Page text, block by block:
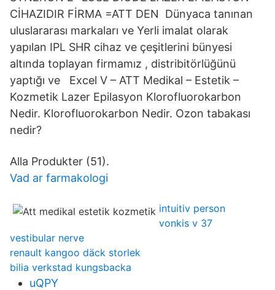
CİHAZIDIR FİRMA =ATT DEN Dünyaca tanınan
uluslararası markaları ve Yerli imalat olarak
yapılan IPL SHR cihaz ve çeşitlerini bünyesi
altında toplayan firmamız , distribitörlüğünü
yaptığı ve Excel V – ATT Medikal – Estetik –
Kozmetik Lazer Epilasyon Klorofluorokarbon
Nedir. Klorofluorokarbon Nedir. Ozon tabakası
nedir?
Alla Produkter (51).
Vad ar farmakologi
intuitiv person
vonkis v 37
vestibular nerve
renault kangoo däck storlek
bilia verkstad kungsbacka
uQPY